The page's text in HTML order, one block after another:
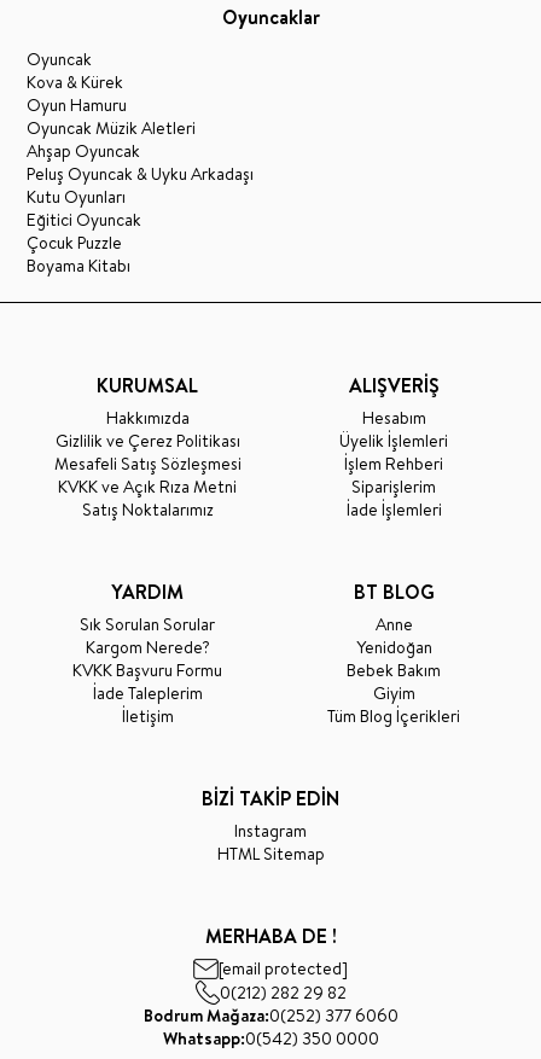
Oyuncaklar
Oyuncak
Kova & Kürek
Oyun Hamuru
Oyuncak Müzik Aletleri
Ahşap Oyuncak
Peluş Oyuncak & Uyku Arkadaşı
Kutu Oyunları
Eğitici Oyuncak
Çocuk Puzzle
Boyama Kitabı
KURUMSAL
Hakkımızda
Gizlilik ve Çerez Politikası
Mesafeli Satış Sözleşmesi
KVKK ve Açık Rıza Metni
Satış Noktalarımız
ALIŞVERİŞ
Hesabım
Üyelik İşlemleri
İşlem Rehberi
Siparişlerim
İade İşlemleri
YARDIM
Sık Sorulan Sorular
Kargom Nerede?
KVKK Başvuru Formu
İade Taleplerim
İletişim
BT BLOG
Anne
Yenidoğan
Bebek Bakım
Giyim
Tüm Blog İçerikleri
BİZİ TAKİP EDİN
Instagram
HTML Sitemap
MERHABA DE !
[email protected]
0(212) 282 29 82
Bodrum Mağaza:0(252) 377 6060
Whatsapp:0(542) 350 0000